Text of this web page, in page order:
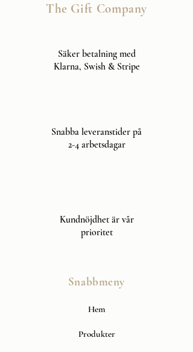
The Gift Company
Säker betalning med
Klarna, Swish & Stripe
Snabba leveranstider på
2-4 arbetsdagar
Kundnöjdhet är vår
prioritet
Snabbmeny
Hem
Produkter